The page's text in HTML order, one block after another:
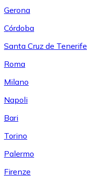
Gerona
Córdoba
Santa Cruz de Tenerife
Roma
Milano
Napoli
Bari
Torino
Palermo
Firenze